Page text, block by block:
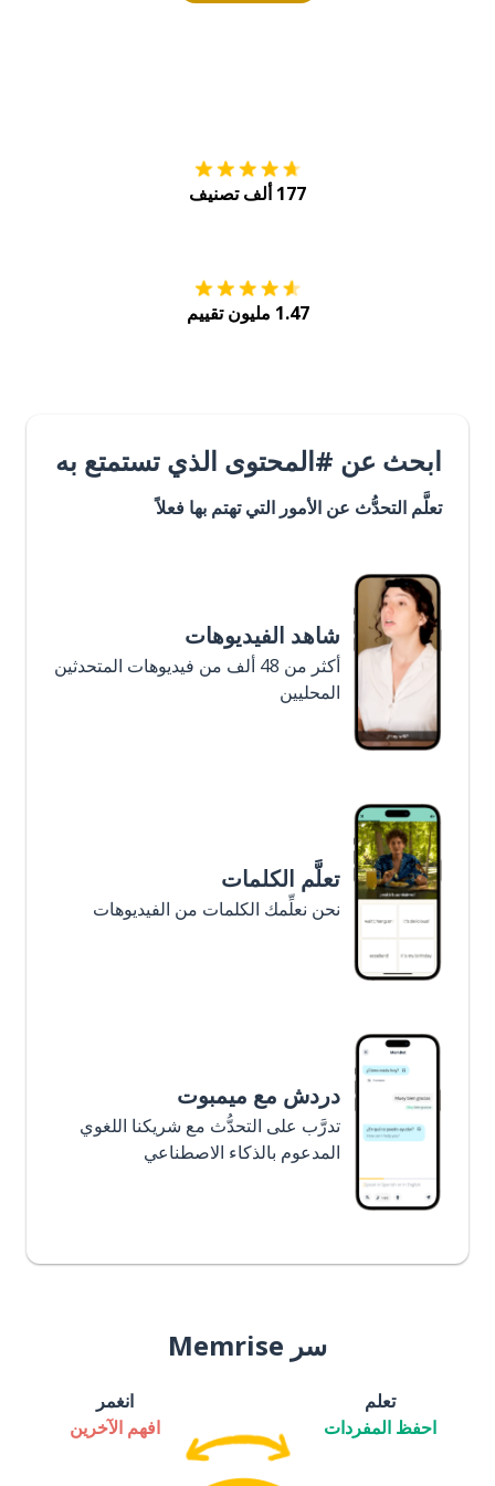
177 ألف تصنيف
1.47 مليون تقييم
ابحث عن #المحتوى الذي تستمتع به
تعلَّم التحدُّث عن الأمور التي تهتم بها فعلاً
شاهد الفيديوهات
أكثر من 48 ألف من فيديوهات المتحدثين
المحليين
تعلَّم الكلمات
نحن نعلِّمك الكلمات من الفيديوهات
دردش مع ميمبوت
تدرَّب على التحدُّث مع شريكنا اللغوي
المدعوم بالذكاء الاصطناعي
سر Memrise
تعلم
احفظ المفردات
انغمر
افهم الآخرين